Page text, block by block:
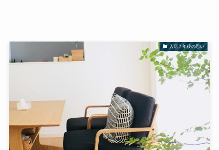
入居７年後の思い